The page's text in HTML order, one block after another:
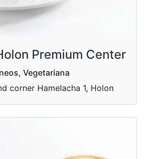
Premium Center
Vegetariana
corner Hamelacha 1, Holon